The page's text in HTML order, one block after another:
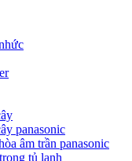
panasonic
âm trần panasonic
tủ lạnh